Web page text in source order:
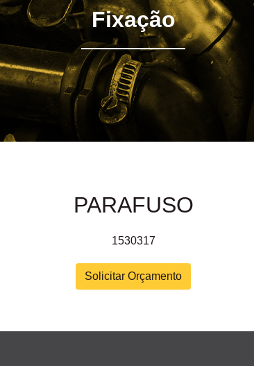
Fixação
PARAFUSO
1530317
Solicitar Orçamento